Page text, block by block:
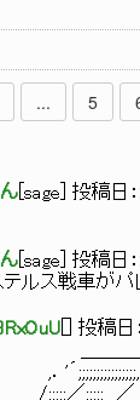
... 5
sage ] 投稿日：
sage ] 投稿日：
ルス戦車がパ
] 投稿日：
‐ `
／